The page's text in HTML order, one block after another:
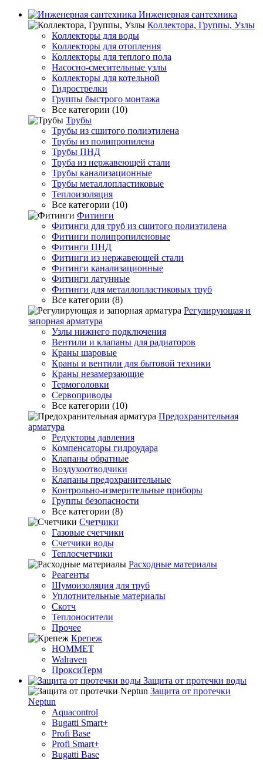
Инженерная сантехника
Коллектора, Группы, Узлы
Коллекторы для воды
Коллекторы для отопления
Коллекторы для теплого пола
Насосно-смесительные узлы
Коллекторы для котельной
Гидрострелки
Группы быстрого монтажа
Все категории (10)
Трубы
Трубы из сшитого полиэтилена
Трубы из полипропилена
Трубы ПНД
Труба из нержавеющей стали
Трубы канализационные
Трубы металлопластиковые
Теплоизоляция
Все категории (10)
Фитинги
Фитинги для труб из сшитого полиэтилена
Фитинги полипропиленовые
Фитинги ПНД
Фитинги из нержавеющей стали
Фитинги канализационные
Фитинги латунные
Фитинги для металлопластиковых труб
Все категории (8)
Регулирующая и
запорная арматура
Узлы нижнего подключения
Вентили и клапаны для радиаторов
Краны шаровые
Краны и вентили для бытовой техники
Краны незамерзающие
Термоголовки
Сервоприводы
Все категории (10)
Предохранительная
арматура
Редукторы давления
Компенсаторы гидроудара
Клапаны обратные
Воздухоотводчики
Клапаны предохранительные
Контрольно-измерительные приборы
Группы безопасности
Все категории (8)
Счетчики
Газовые счетчики
Счетчики воды
Теплосчетчики
Расходные материалы
Реагенты
Шумоизоляция для труб
Уплотнительные материалы
Скотч
Теплоносители
Прочее
Крепеж
HOMMET
Walraven
ПроксиТерм
Защита от протечки воды
Защита от протечки
Neptun
Aquacontrol
Bugatti Smart+
Profi Base
Profi Smart+
Bugatti Base